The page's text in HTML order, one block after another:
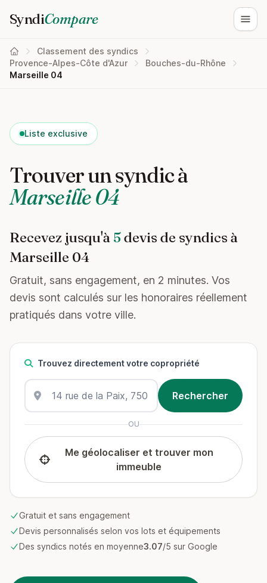
SyndiCompare
Classement des syndics
Provence-Alpes-Côte d'Azur
Bouches-du-Rhône
Marseille 04
Liste exclusive
Trouver un syndic à
Marseille 04
Recevez jusqu'à 5devis de syndics à
Marseille 04
Gratuit, sans engagement, en 2 minutes. Vos
devis sont calculés sur les honoraires réellement
pratiqués dans votre ville.
Trouvez directement votre copropriété
OU
Me géolocaliser et trouver mon
immeuble
Gratuit et sans engagement
Devis personnalisés selon vos lots et équipements
Des syndics notés en moyenne3.07/5 sur Google